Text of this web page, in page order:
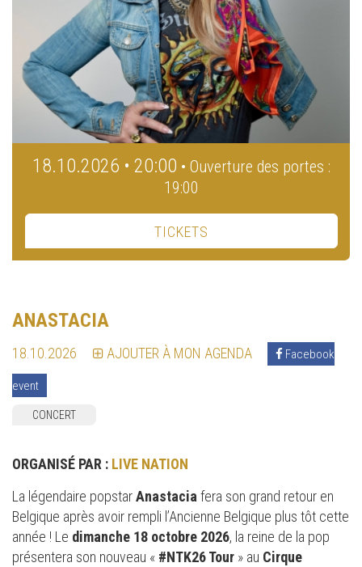
18.10.2026 • 20:00 • Ouverture des portes :
19:00
TICKETS
ANASTACIA
18.10.2026 AJOUTER À MON AGENDA Facebook
event
CONCERT
ORGANISÉ PAR : LIVE NATION
La légendaire popstarAnastacia fera son grand retour en
Belgique après avoir rempli l’Ancienne Belgique plus tôt cette
année ! Le dimanche 18 octobre 2026, la reine de la pop
présentera son nouveau « #NTK26 Tour » au Cirque